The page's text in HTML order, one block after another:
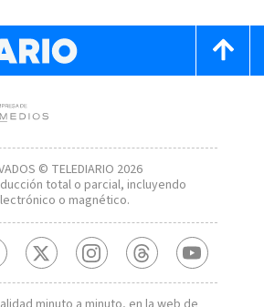
© TELEDIARIO 2026
total o parcial, incluyendo
o magnético.